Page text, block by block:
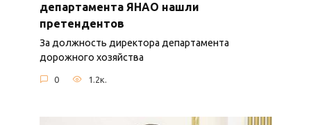
департамента ЯНАО нашли
претендентов
За должность директора департамента
дорожного хозяйства
0 1.2к.